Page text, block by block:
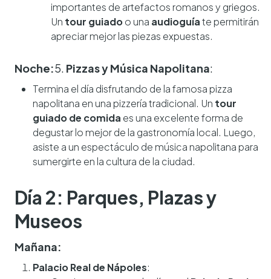
importantes de artefactos romanos y griegos.
Un tour guiadoo una audioguíate permitirán
apreciar mejor las piezas expuestas.
Noche:5. Pizzas y Música Napolitana:
Termina el día disfrutando de la famosa pizza
napolitana en una pizzería tradicional. Un tour
guiado de comida es una excelente forma de
degustar lo mejor de la gastronomía local. Luego,
asiste a un espectáculo de música napolitana para
sumergirte en la cultura de la ciudad.
Día 2: Parques, Plazas y
Museos
Mañana:
Palacio Real de Nápoles: